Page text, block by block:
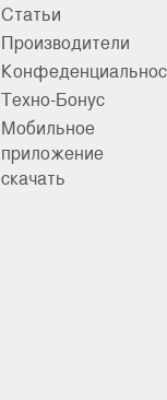
Статьи
Производители
Техно-Бонус
Мобильное
приложение
скачать